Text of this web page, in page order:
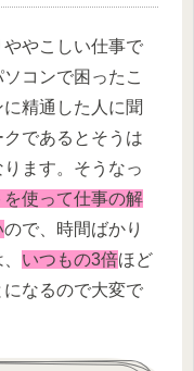
やこしい仕事で
コンで困ったこ
精通した人に聞
であるとそうは
ます。そうなっ
使って仕事の解
ので、時間ばかり
いつもの3倍ほど
なるので大変で